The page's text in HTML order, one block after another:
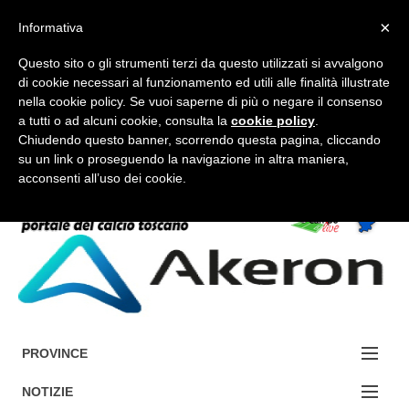
FORUM-ACCEDI
Accedi / Registrati
PROVINCE
EDIZIONE:
NOTIZIE
×
Informativa
Questo sito o gli strumenti terzi da questo utilizzati si avvalgono
di cookie necessari al funzionamento ed utili alle finalità illustrate
nella cookie policy. Se vuoi saperne di più o negare il consenso
a tutti o ad alcuni cookie, consulta la cookie policy
Chiudendo questo banner, scorrendo questa pagina, cliccando
su un link o proseguendo la navigazione in altra maniera,
acconsenti all’uso dei cookie.